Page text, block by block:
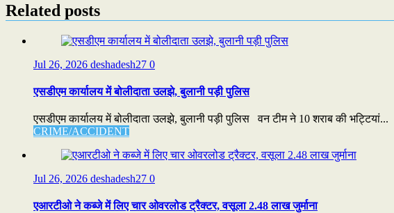
Related posts
Jul 26, 2026 deshadesh27 0
एसडीएम कार्यालय में बोलीदाता उलझे, बुलानी पड़ी पुलिस
एसडीएम कार्यालय में बोलीदाता उलझे, बुलानी पड़ी पुलिस वन टीम ने 10 शराब की भट्टियां...
CRIME/ACCIDENT
Jul 26, 2026 deshadesh27 0
एआरटीओ ने कब्जे में लिए चार ओवरलोड ट्रैक्टर, वसूला 2.48 लाख जुर्माना